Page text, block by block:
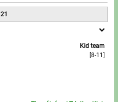
21
Kid team
[8-11]